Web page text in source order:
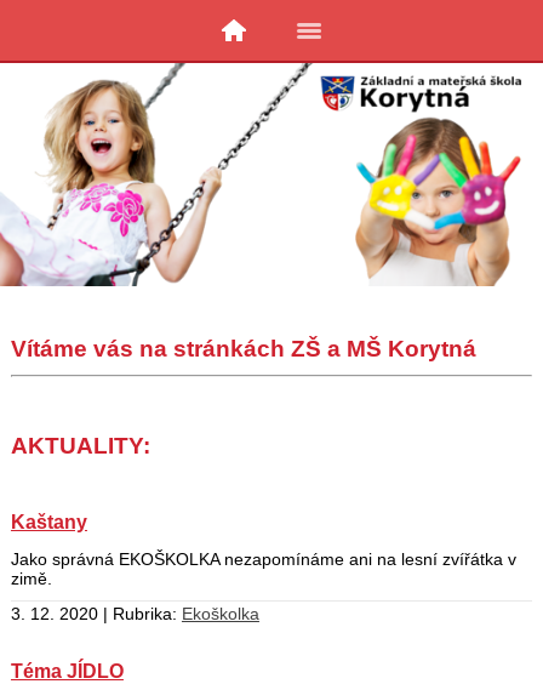
Vítáme vás na stránkách ZŠ a MŠ Korytná
AKTUALITY:
Kaštany
Jako správná EKOŠKOLKA nezapomínáme ani na lesní zvířátka v
zimě.
3. 12. 2020 | Rubrika: Ekoškolka
Téma JÍDLO